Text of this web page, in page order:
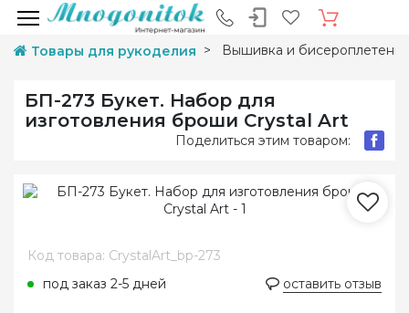
Товары для рукоделия Вышивка и
БП-273 Букет. Набор для
изготовления броши Crystal Art
Поделиться этим товаром:
Код товара: CrystalArt_bp-273
под заказ 2-5 дней
оставить отзыв